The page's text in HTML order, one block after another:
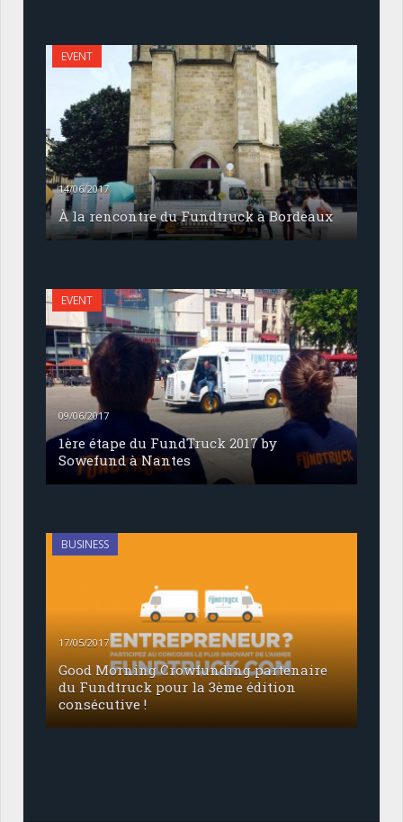
EVENT
14/06/2017
À la rencontre du Fundtruck à Bordeaux
EVENT
09/06/2017
1ère étape du FundTruck 2017 by
Sowefund à Nantes
BUSINESS
17/05/2017
Good Morning Crowfunding partenaire
du Fundtruck pour la 3ème édition
consécutive !